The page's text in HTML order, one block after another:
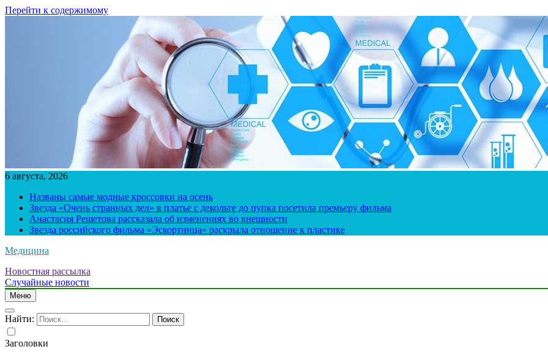
Перейти к содержимому
6 августа, 2026
Названы самые модные кроссовки на осень
Звезда «Очень странных дел» в платье с декольте до пупка посетила премьеру фильма
Анастасия Решетова рассказала об изменениях во внешности
Звезда российского фильма «Эскортница» раскрыла отношение к пластике
Медицина
Новостная рассылка
Случайные новости
Меню
Найти:
Заголовки